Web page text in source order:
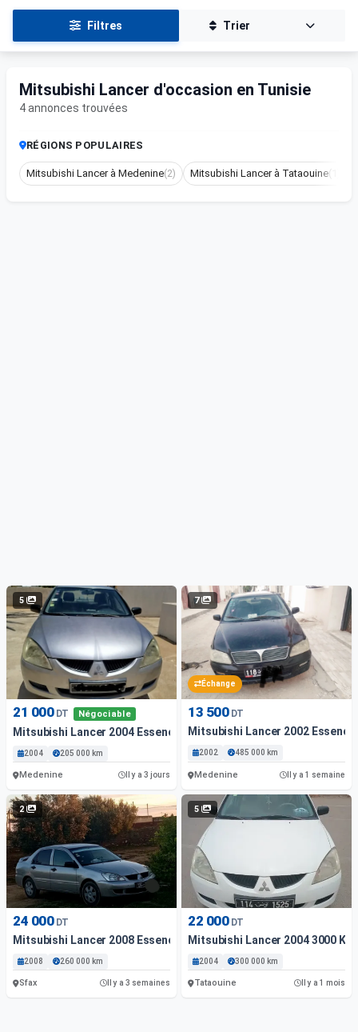
Filtres Trier
Mitsubishi Lancer d'occasion en Tunisie
4 annonces trouvées
RÉGIONS POPULAIRES
Mitsubishi Lancer à Medenine(2) Mitsubishi Lancer à Tataouine(1)
5
21 000 DT Négociable
Mitsubishi Lancer 2004 Essence
2004 205 000 km
Medenine Il y a 3 jours
7
Échange
13 500 DT
Mitsubishi Lancer 2002 Essence
2002 485 000 km
Medenine Il y a 1 semaine
2
24 000 DT
Mitsubishi Lancer 2008 Essence
2008 260 000 km
Sfax Il y a 3 semaines
5
22 000 DT
Mitsubishi Lancer 2004 3000 Km
2004 300 000 km
Tataouine Il y a 1 mois